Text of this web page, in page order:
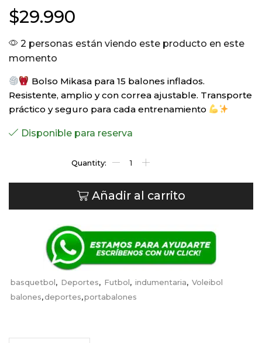
$29.990
2 personas están viendo este producto en este
momento
Bolso Mikasa para 15 balones inflados.
Resistente, amplio y con correa ajustable. Transporte
práctico y seguro para cada entrenamiento
Disponible para reserva
Añadir al carrito
basquetbol, Deportes, Futbol, indumentaria, Voleibol
balones,deportes,portabalones